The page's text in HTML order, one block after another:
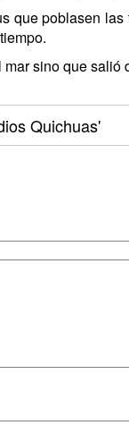
que poblasen
sino que
Quichuas'